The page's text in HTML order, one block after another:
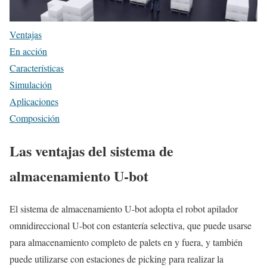
Ventajas
En acción
Características
Simulación
Aplicaciones
Composición
Las ventajas del sistema de
almacenamiento U-bot
El sistema de almacenamiento U-bot adopta el robot apilador
omnidireccional U-bot con estantería selectiva, que puede usarse
para almacenamiento completo de palets en y fuera, y también
puede utilizarse con estaciones de picking para realizar la